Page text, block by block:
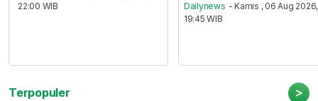
22:00 WIB
Dailynews - Kamis , 06 Aug 2026,
19:45 WIB
Terpopuler >